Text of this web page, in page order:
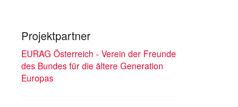
Projektpartner
EURAG Österreich - Verein der Freunde
des Bundes für die ältere Generation
Europas